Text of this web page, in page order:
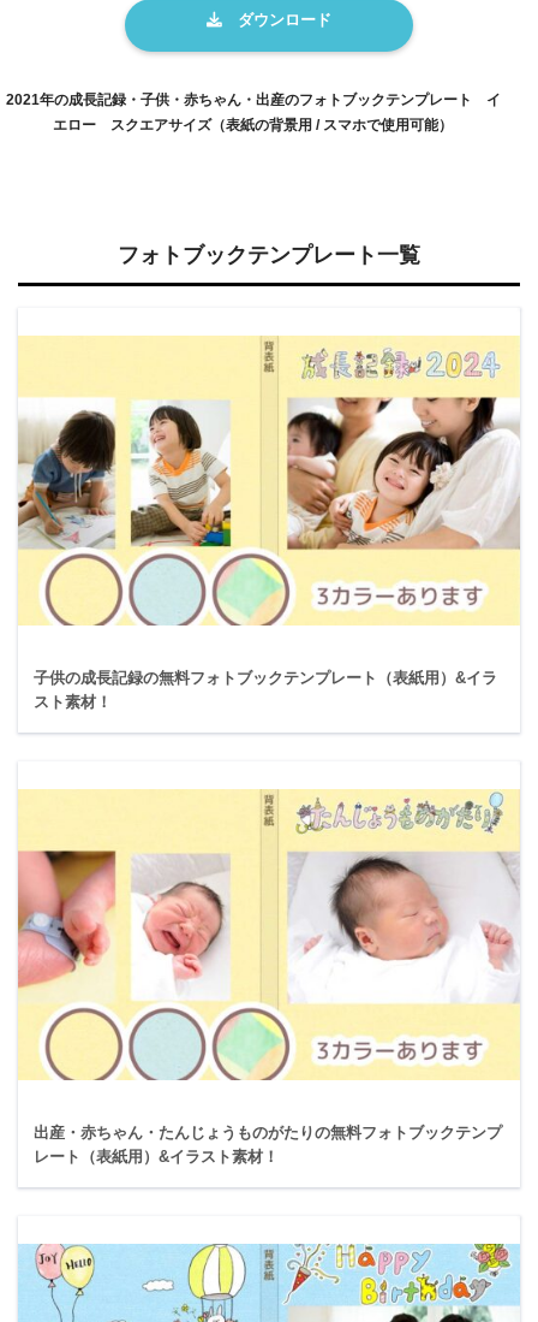
2021年の成長記録・子供・赤ちゃん・出産のフォトブックテンプレート イ
エロー スクエアサイズ（表紙の背景用 / スマホで使用可能）
フォトブックテンプレート一覧
子供の成長記録の無料フォトブックテンプレート（表紙用）&イラ
スト素材！
出産・赤ちゃん・たんじょうものがたりの無料フォトブックテンプ
レート（表紙用）&イラスト素材！